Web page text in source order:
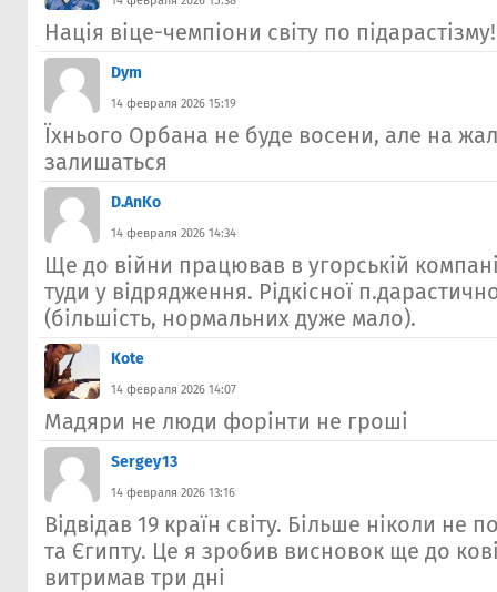
Нація віце-чемпіони світу по підарастізму!
Dym
14 февраля 2026 15:19
Їхнього Орбана не буде восени, але на
залишаться
D.AnKo
14 февраля 2026 14:34
Ще до війни працював в угорській
туди у відрядження. Рідкісної
(більшість, нормальних дуже мало).
Kote
14 февраля 2026 14:07
Мадяри не люди форінти не гроші
Sergey13
14 февраля 2026 13:16
Відвідав 19 країн світу. Більше ніколи не
та Єгипту. Це я зробив висновок ще до
витримав три дні